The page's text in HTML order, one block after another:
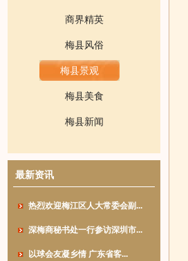
商界精英
梅县风俗
梅县景观
梅县美食
梅县新闻
最新资讯
热烈欢迎梅江区人大常委会副...
深梅商秘书处一行参访深圳市...
以球会友凝乡情 广东省客...